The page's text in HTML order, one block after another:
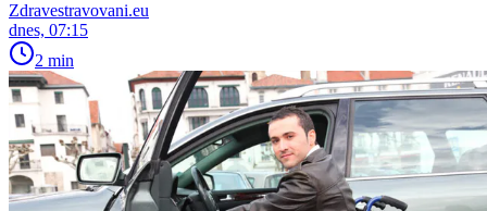
Zdravestravovani.eu
dnes, 07:15
2 min